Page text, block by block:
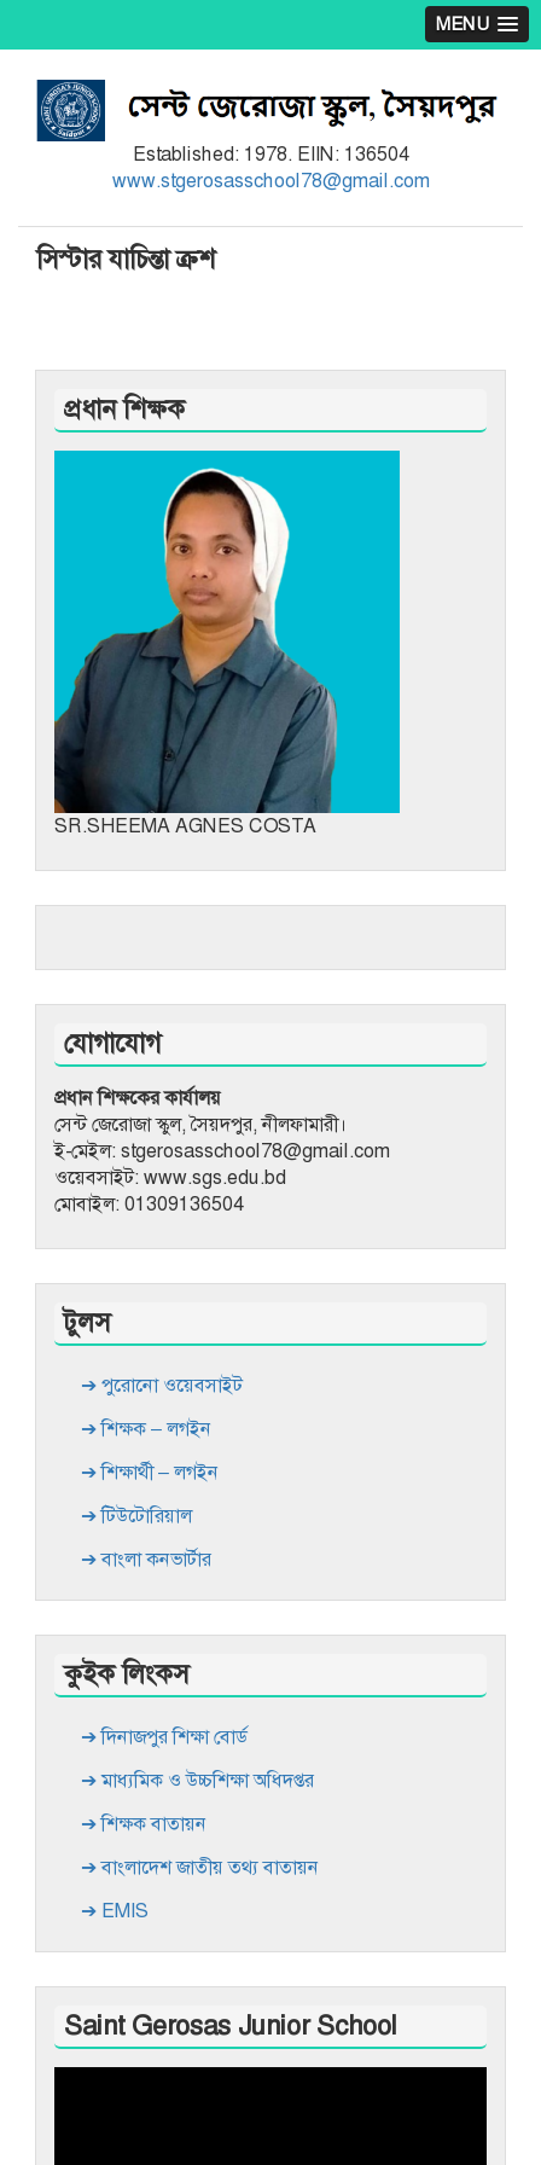
MENU
Established: 1978. EIIN: 136504
www.stgerosasschool78@gmail.com
সিস্টার যাচিন্তা ক্রশ
প্রধান শিক্ষক
SR.SHEEMA AGNES COSTA
যোগাযোগ
প্রধান শিক্ষকের কার্যালয়
সেন্ট জেরোজা স্কুল, সৈয়দপুর, নীলফামারী।
ই-মেইল: stgerosasschool78@gmail.com
ওয়েবসাইট: www.sgs.edu.bd
মোবাইল: 01309136504
টুলস
➔ পুরোনো ওয়েবসাইট
➔ শিক্ষক – লগইন
➔ শিক্ষার্থী – লগইন
➔ টিউটোরিয়াল
➔ বাংলা কনভার্টার
কুইক লিংকস
➔ দিনাজপুর শিক্ষা বোর্ড
➔ মাধ্যমিক ও উচ্চশিক্ষা অধিদপ্তর
➔ শিক্ষক বাতায়ন
➔ বাংলাদেশ জাতীয় তথ্য বাতায়ন
➔ EMIS
Saint Gerosas Junior School